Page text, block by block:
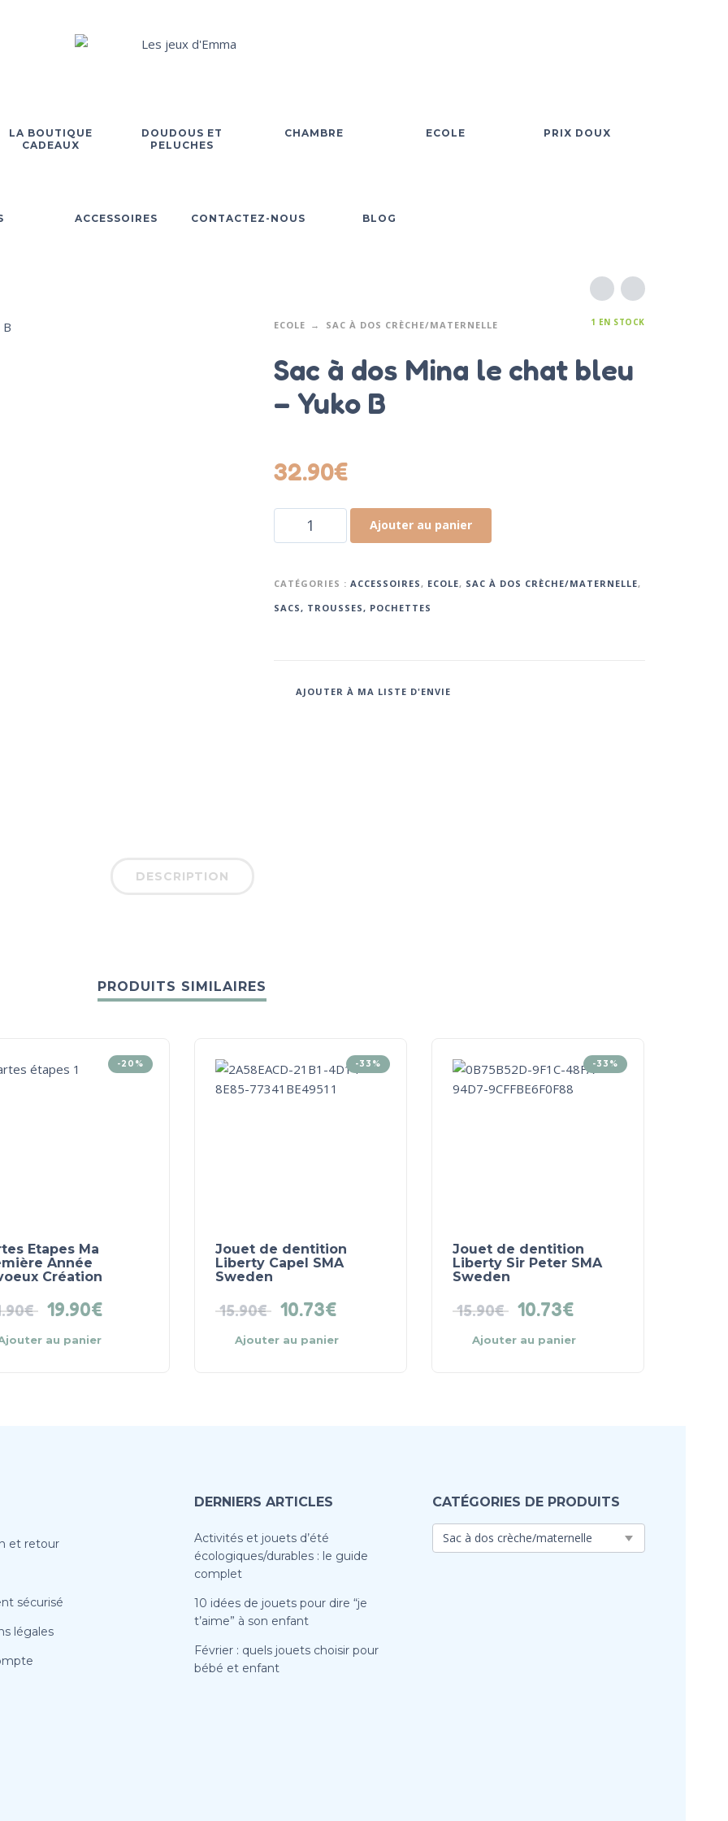
LA BOUTIQUE
CADEAUX
DOUDOUS ET
PELUCHES
CHAMBRE ECOLE PRIX DOUX
ACCESSOIRES CONTACTEZ-NOUS BLOG
ECOLE SAC À DOS CRÈCHE/MATERNELLE 1 EN STOCK
Sac à dos Mina le chat bleu
– Yuko B
32.90€
Ajouter au panier
CATÉGORIES : ACCESSOIRES, ECOLE, SAC À DOS CRÈCHE/MATERNELLE,
SACS, TROUSSES, POCHETTES
AJOUTER À MA LISTE D'ENVIE
DESCRIPTION
PRODUITS SIMILAIRES
-20%
Etapes Ma
Année
Création
€ 19.90€
au panier
-33%
Jouet de dentition
Liberty Capel SMA
Sweden
15.90€ 10.73€
Ajouter au panier
-33%
Jouet de dentition
Liberty Sir Peter SMA
Sweden
15.90€ 10.73€
Ajouter au panier
et retour
sécurisé
légales
DERNIERS ARTICLES
Activités et jouets d’été
écologiques/durables : le guide
complet
10 idées de jouets pour dire “je
t’aime” à son enfant
Février : quels jouets choisir pour
bébé et enfant
CATÉGORIES DE PRODUITS